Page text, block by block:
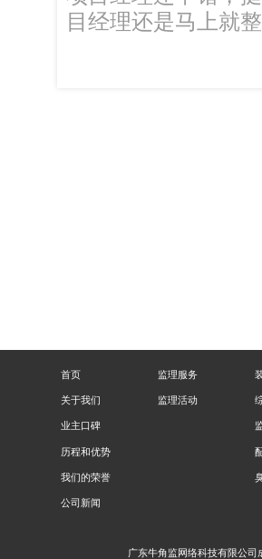
要磕碰油漆，否则修补后会有
等，建议大件家具
目经理还是马上就
首页
关于我们
业主口碑
历程和优势
我们的荣誉
公司新闻
监理服务
监理活动
广东牛角监网络科技有限公